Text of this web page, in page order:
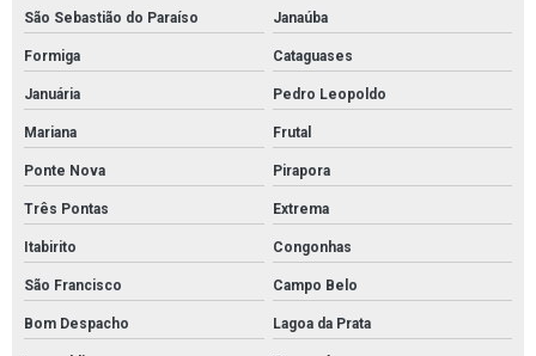
Válvulas esfera de aço inox
Válvulas reguladoras de alta pressão
Válvulas reguladoras de pressão água
Válvula esfera com atuador pneumático
Absorvente industrial de óleo
São Sebastião do Paraíso Janaúba
Formiga Cataguases
Januária Pedro Leopoldo
Mariana Frutal
Ponte Nova Pirapora
Três Pontas Extrema
Itabirito Congonhas
São Francisco Campo Belo
Bom Despacho Lagoa da Prata